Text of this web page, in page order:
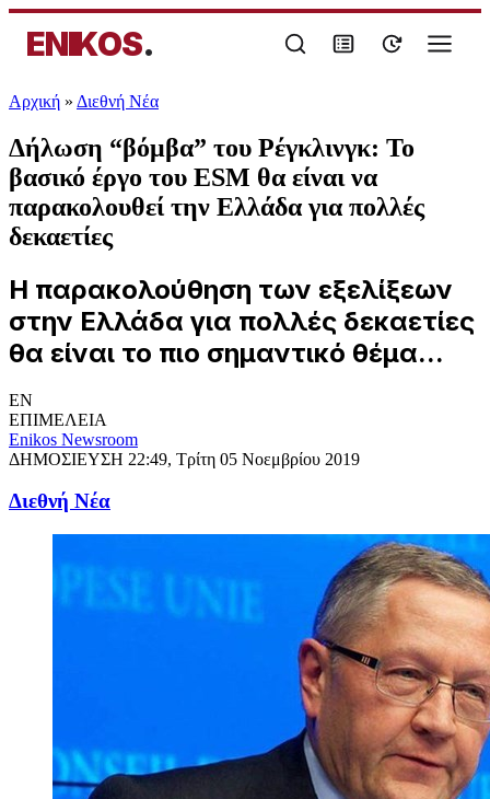
ENIKOS.
Αρχική » Διεθνή Νέα
Δήλωση “βόμβα” του Ρέγκλινγκ: To
βασικό έργο του ESM θα είναι να
παρακολουθεί την Ελλάδα για πολλές
δεκαετίες
Η παρακολούθηση των εξελίξεων
στην Ελλάδα για πολλές δεκαετίες
θα είναι το πιο σημαντικό θέμα...
EN
ΕΠΙΜΕΛΕΙΑ
Enikos Newsroom
ΔΗΜΟΣΙΕΥΣΗ 22:49, Τρίτη 05 Νοεμβρίου 2019
Διεθνή Νέα